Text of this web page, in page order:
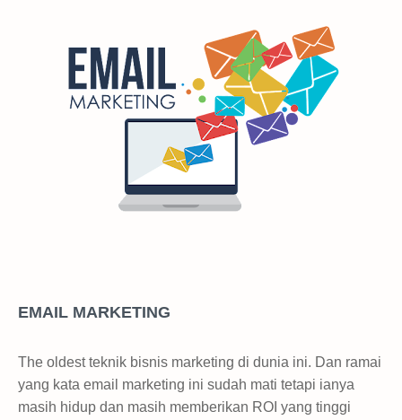
EMAIL MARKETING
The oldest teknik bisnis marketing di dunia ini. Dan ramai
yang kata email marketing ini sudah mati tetapi ianya
masih hidup dan masih memberikan ROI yang tinggi